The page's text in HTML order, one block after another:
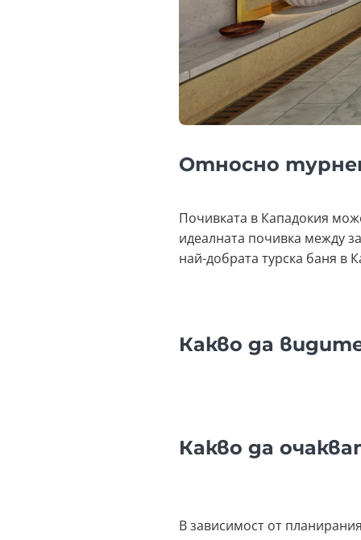
Относно
Почивката в Кападокия
идеалната почивка между
най-добрата турска баня в
Какво да
Какво да
В зависимост от